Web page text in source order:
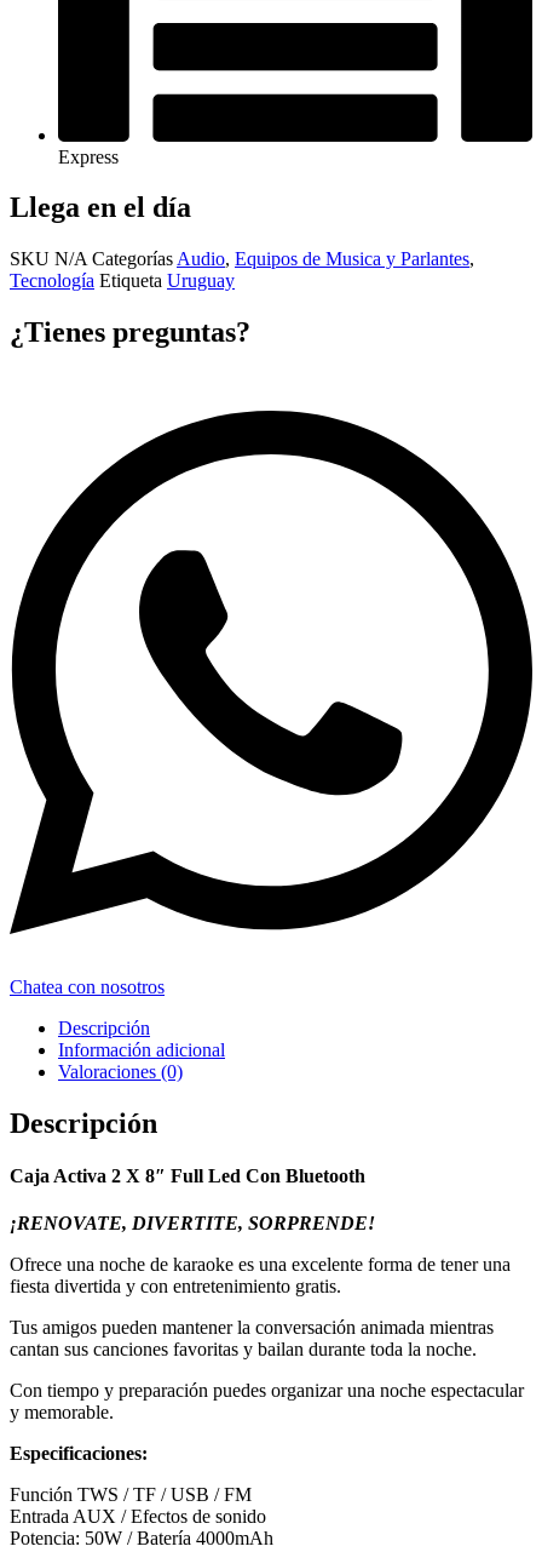
Express
Llega en el día
SKU N/A Categorías Audio, Equipos de Musica y Parlantes,
Tecnología Etiqueta Uruguay
¿Tienes preguntas?
Chatea con nosotros
Descripción
Información adicional
Valoraciones (0)
Descripción
Caja Activa 2 X 8″ Full Led Con Bluetooth
¡RENOVATE, DIVERTITE, SORPRENDE!
Ofrece una noche de karaoke es una excelente forma de tener una
fiesta divertida y con entretenimiento gratis.
Tus amigos pueden mantener la conversación animada mientras
cantan sus canciones favoritas y bailan durante toda la noche.
Con tiempo y preparación puedes organizar una noche espectacular
y memorable.
Especificaciones:
Función TWS / TF / USB / FM
Entrada AUX / Efectos de sonido
Potencia: 50W / Batería 4000mAh